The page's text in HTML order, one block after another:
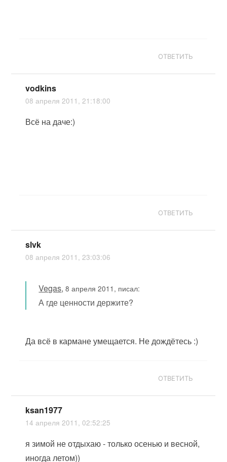
ОТВЕТИТЬ
vodkins
08 апреля 2011, 21:18:00
Всё на даче:)
ОТВЕТИТЬ
slvk
08 апреля 2011, 23:03:06
Vegas,8 апреля 2011, писал:
А где ценности держите?
Да всё в кармане умещается. Не дождётесь :)
ОТВЕТИТЬ
ksan1977
14 апреля 2011, 02:52:25
я зимой не отдыхаю - только осенью и весной,
иногда летом))